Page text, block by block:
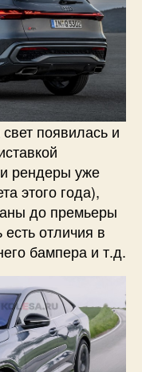
появилась и
рендеры уже
этого года),
до премьеры
отличия в
бампера и т.д.